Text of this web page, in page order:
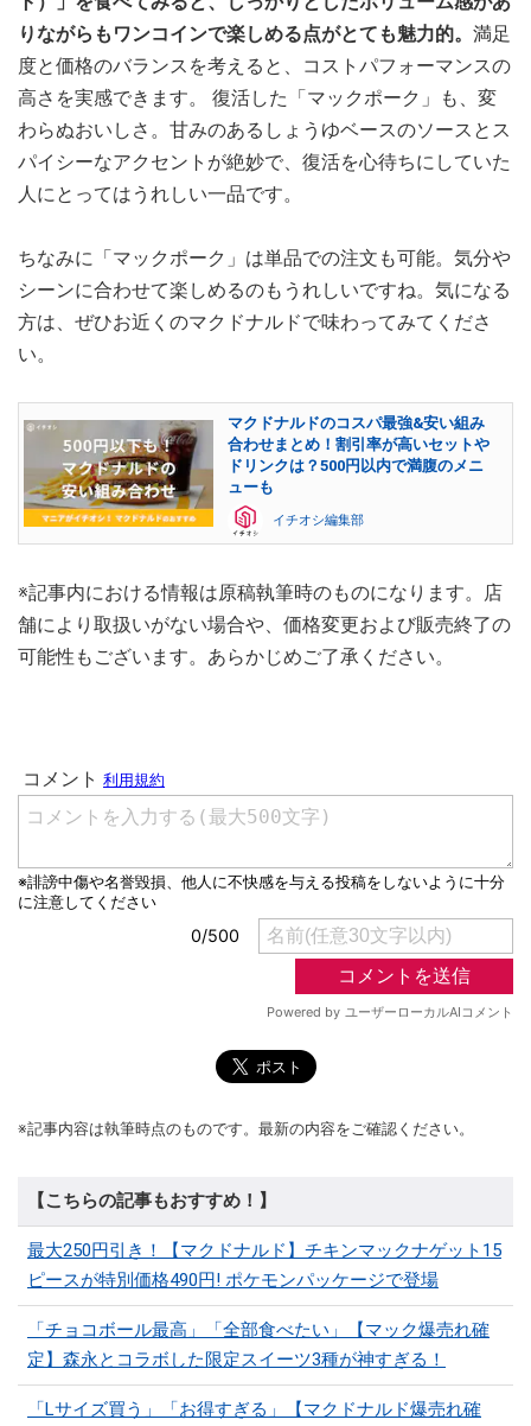
りながらもワンコインで楽しめる点がとても魅力的。 満足
度と価格のバランスを考えると、コストパフォーマンスの
高さを実感できます。 復活した「マックポーク」も、変
わらぬおいしさ。甘みのあるしょうゆベースのソースとス
パイシーなアクセントが絶妙で、復活を心待ちにしていた
人にとってはうれしい一品です。
ちなみに「マックポーク」は単品での注文も可能。気分や
シーンに合わせて楽しめるのもうれしいですね。気になる
方は、ぜひお近くのマクドナルドで味わってみてくださ
い。
マクドナルドのコスパ最強&安い組み
合わせまとめ！割引率が高いセットや
ドリンクは？500円以内で満腹のメニ
ューも
イチオシ編集部
※記事内における情報は原稿執筆時のものになります。店
舗により取扱いがない場合や、価格変更および販売終了の
可能性もございます。あらかじめご了承ください。
※記事内容は執筆時点のものです。最新の内容をご確認ください。
【こちらの記事もおすすめ！】
最大250円引き！【マクドナルド】チキンマックナゲット15
ピースが特別価格490円! ポケモンパッケージで登場
「チョコボール最高」「全部食べたい」【マック爆売れ確
定】森永とコラボした限定スイーツ3種が神すぎる！
「Lサイズ買う」「お得すぎる」【マクドナルド爆売れ確